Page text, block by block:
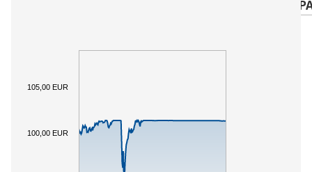
CALENDARIO
100,00 EUR
105,00 EUR